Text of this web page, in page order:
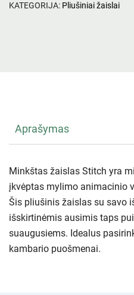
KATEGORIJA: Pliušiniai žaislai
Aprašymas
Minkštas žaislas Stitch yra
įkvėptas mylimo animacinio
Šis pliušinis žaislas su savo
išskirtinėmis ausimis taps
suaugusiems. Idealus
kambario puošmenai.